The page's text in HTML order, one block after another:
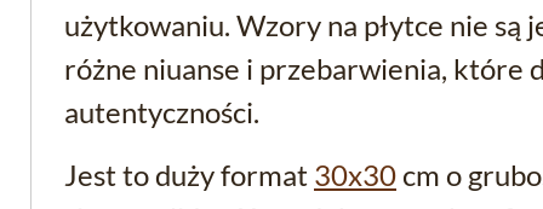
użytkowaniu. Wzory na płytce nie są
różne niuanse i przebarwienia, które
autentyczności.
Jest to duży format 30x30 cm o